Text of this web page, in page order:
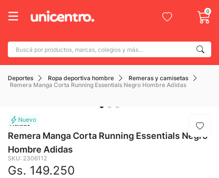
0
Buscá por productos, marcas, colegios y más...
Deportes Ropa deportiva hombre
Remeras y camisetas
Remera Manga Corta Running Essentials Negro Hombre Adidas
Adidas
Remera Manga Corta Running Essentials Negro
Hombre Adidas
SKU: 2306112
Gs. 149.250
Términos más buscados
1. adidas
3
4. botin
5. caterpillar
6 mochila